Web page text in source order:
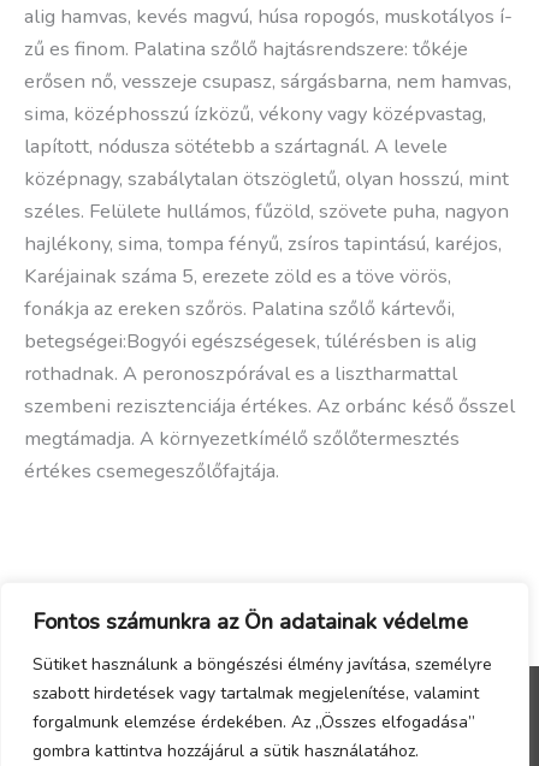
Fontos számunkra az Ön adatainak védelme
Sütiket használunk a böngészési élmény javítása, személyre
szabott hirdetések vagy tartalmak megjelenítése, valamint
forgalmunk elemzése érdekében. Az „Összes elfogadása”
gombra kattintva hozzájárul a sütik használatához.
alig hamvas, kevés magvú, húsa ropogós, muskotályos í­
zű es finom. Palatina szőlő hajtásrendszere: tőkéje
erősen nő, vesszeje csupasz, sárgásbarna, nem hamvas,
sima, középhosszú í­zközű, vékony vagy középvastag,
lapí­tott, nódusza sötétebb a szártagnál. A levele
középnagy, szabálytalan ötszögletű, olyan hosszú, mint
széles. Felülete hullámos, fűzöld, szövete puha, nagyon
hajlékony, sima, tompa fényű, zsí­ros tapintású, karéjos,
Karéjainak száma 5, erezete zöld es a töve vörös,
fonákja az ereken szőrös. Palatina szőlő kártevői,
betegségei:Bogyói egészségesek, túlérésben is alig
rothadnak. A peronoszpórával es a lisztharmattal
szembeni rezisztenciája értékes. Az orbánc késő ősszel
megtámadja. A környezetkí­mélő szőlőtermesztés
értékes csemegeszőlőfajtája.
Menu